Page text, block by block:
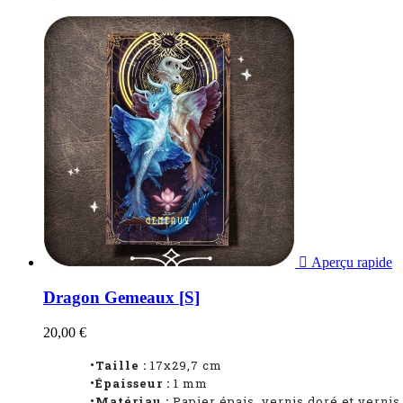
 Aperçu rapide
Dragon Gemeaux [S]
20,00 €
•Taille : 17x29,7 cm
•Épaisseur : 1 mm